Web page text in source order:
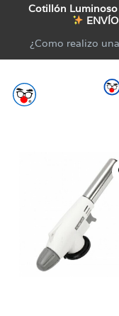
Cotillón Luminoso
¿Como realizo